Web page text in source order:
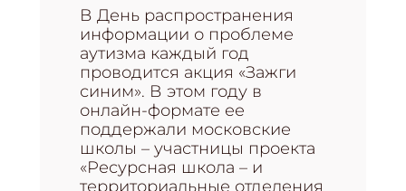
В День распространения
информации о проблеме
аутизма каждый год
проводится акция «Зажги
синим». В этом году в
онлайн-формате ее
поддержали московские
школы – участницы проекта
«Ресурсная школа – и
территориальные отделения